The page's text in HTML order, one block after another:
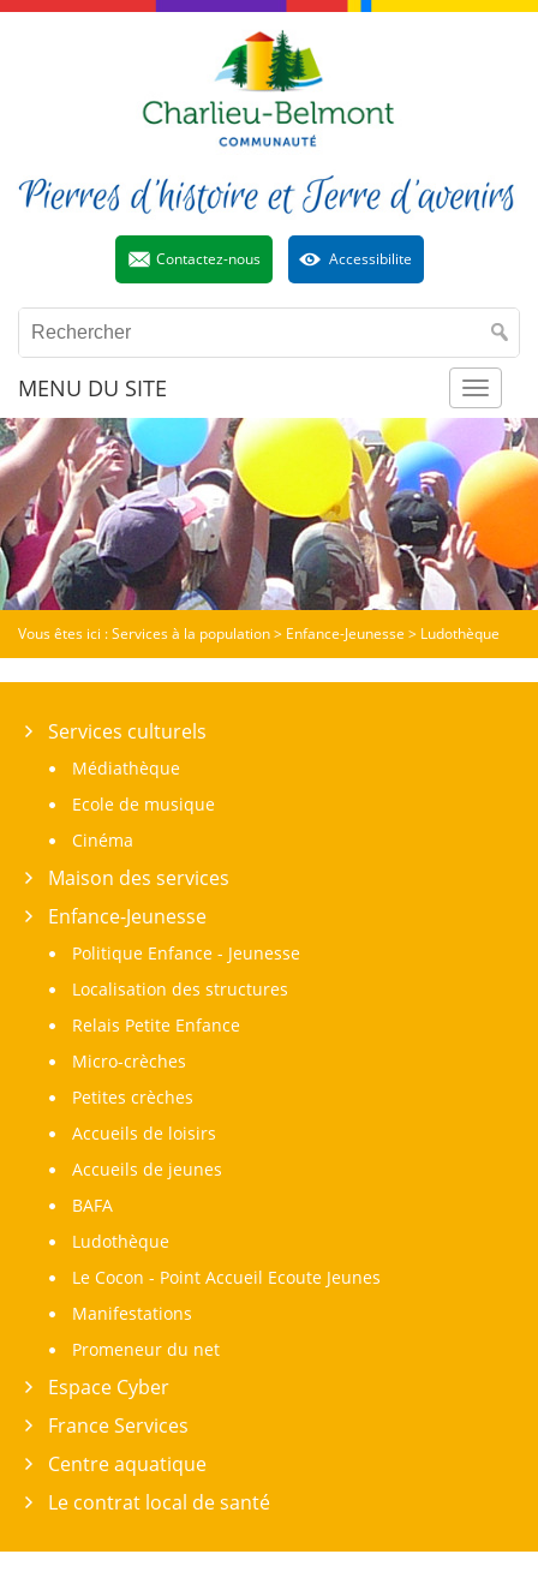
Contactez-nous Accessibilite
MENU DU SITE
Vous êtes ici :Services à la population> Enfance-Jeunesse > Ludothèque
Services culturels
Médiathèque
Ecole de musique
Cinéma
Maison des services
Enfance-Jeunesse
Politique Enfance - Jeunesse
Localisation des structures
Relais Petite Enfance
Micro-crèches
Petites crèches
Accueils de loisirs
Accueils de jeunes
BAFA
Ludothèque
Le Cocon - Point Accueil Ecoute Jeunes
Manifestations
Promeneur du net
Espace Cyber
France Services
Centre aquatique
Le contrat local de santé